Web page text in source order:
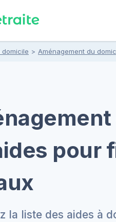
domicile > Aménagement du
pour
la liste des aides à